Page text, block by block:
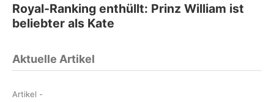
Royal-Ranking enthüllt: Prinz William ist
beliebter als Kate
Aktuelle Artikel
Artikel -